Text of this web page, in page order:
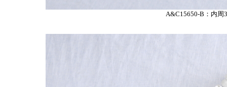
A&C15650-B：内周